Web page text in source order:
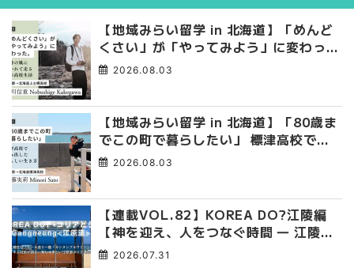
【地域みらい留学 in 北海道】「めんど
くさい」が「やってみよう」に変わっ
た。 十勝の風に吹かれて走る、僕の泥
2026.08.03
【地域みらい留学 in 北海道】「80歳ま
でこの町で暮らしたい」 標津高校で踏
み出した、私らしい生き方
2026.08.03
【連載VOL.82】KOREA DO?江陵編
【神を迎え、人をつなぐ時間 ― 江陵端
午祭 】
2026.07.31